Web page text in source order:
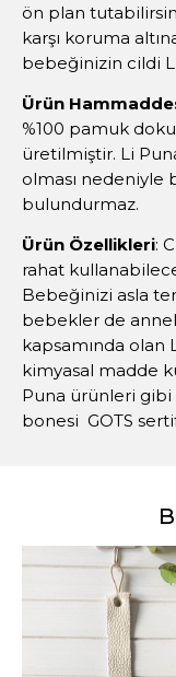
ön plan
karşı koruma
bebeğinizin cildi
Ürün
%100 pamuk
üretilmiştir. Li
olması nedeniyle
bulundurmaz.
Ürün Özellikleri:
rahat
Bebeğinizi asla
bebekler de
kapsamında
kimyasal madde
Puna ürünleri
bonesi GOTS